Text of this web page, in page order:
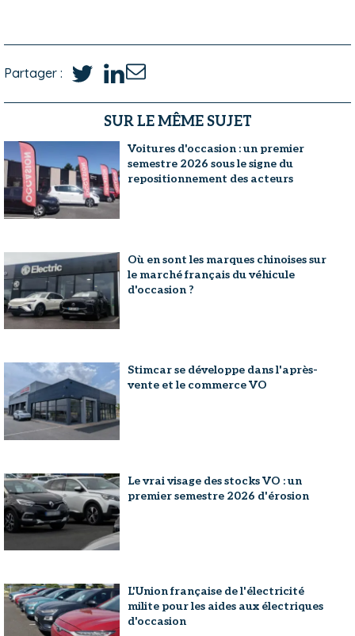
Partager :
SUR LE MÊME SUJET
Voitures d'occasion : un premier
semestre 2026 sous le signe du
repositionnement des acteurs
Où en sont les marques chinoises sur
le marché français du véhicule
d'occasion ?
Stimcar se développe dans l'après-
vente et le commerce VO
Le vrai visage des stocks VO : un
premier semestre 2026 d'érosion
L'Union française de l'électricité
milite pour les aides aux électriques
d'occasion